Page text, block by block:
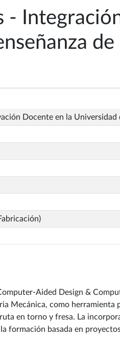
-
de
Docente en la Universidad
Aided Design &
Mecánica, como herramienta
en torno y fresa. La
formación basada en